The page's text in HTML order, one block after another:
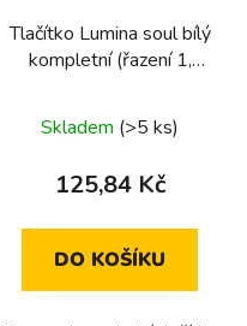
Tlačítko Lumina soul bílý
kompletní (řazení 1,
Skladem (>5 ks)
125,84 Kč
DO KOŠÍKU